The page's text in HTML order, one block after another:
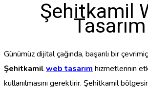
Şehitkamil
Tasarım
Günümüz dijital çağında, başarılı bir
Şehitkamil web tasarım hizmetlerinin
kullanılmasını gerektirir. Şehitkamil